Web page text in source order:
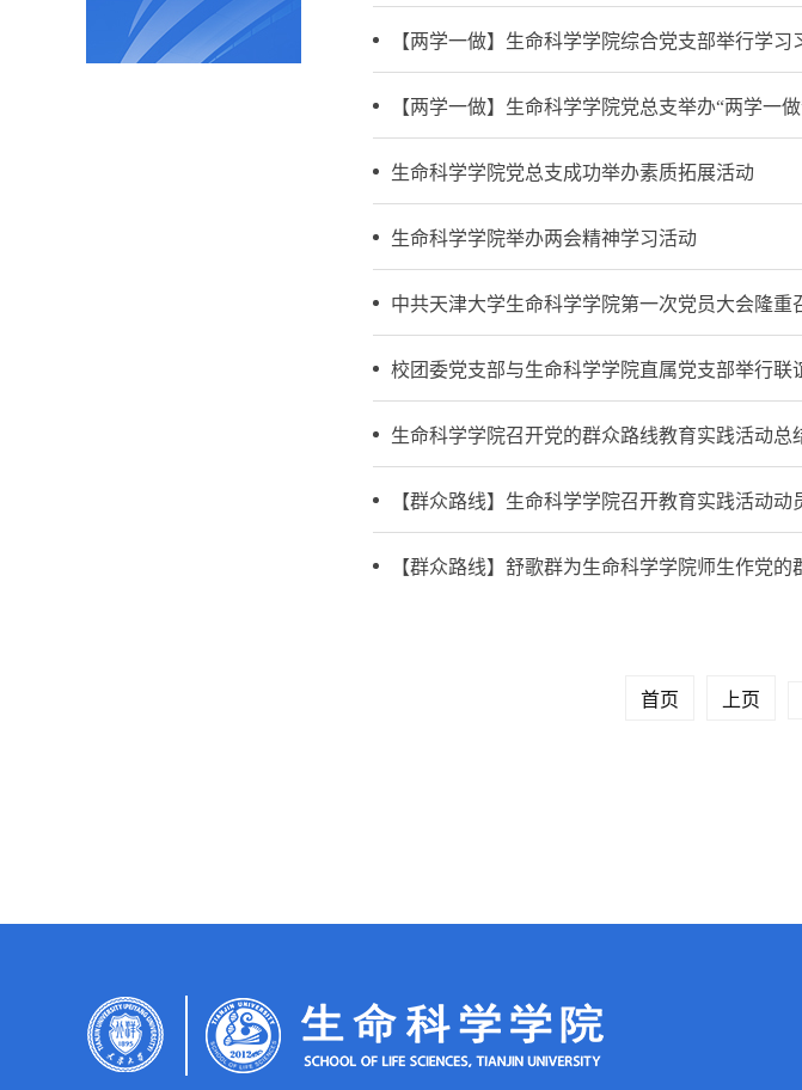
【两学一做】生命科学学院综合党支部举行学
【两学一做】生命科学学院党总支举办“两学一
生命科学学院党总支成功举办素质拓展活动
生命科学学院举办两会精神学习活动
中共天津大学生命科学学院第一次党员大会隆重
校团委党支部与生命科学学院直属党支部举行联
生命科学学院召开党的群众路线教育实践活动总
【群众路线】生命科学学院召开教育实践活动动
【群众路线】舒歌群为生命科学学院师生作党
首页 上页